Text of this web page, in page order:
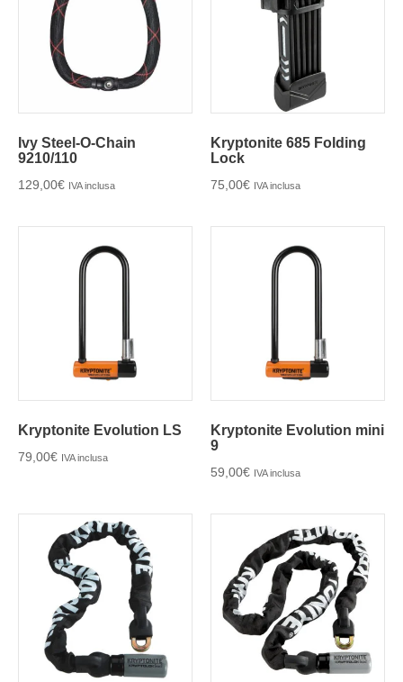
Ivy Steel-O-Chain
9210/110
129,00€ IVA inclusa
Kryptonite 685 Folding
Lock
75,00€ IVA inclusa
Kryptonite Evolution LS
79,00€ IVA inclusa
Kryptonite Evolution mini
9
59,00€ IVA inclusa